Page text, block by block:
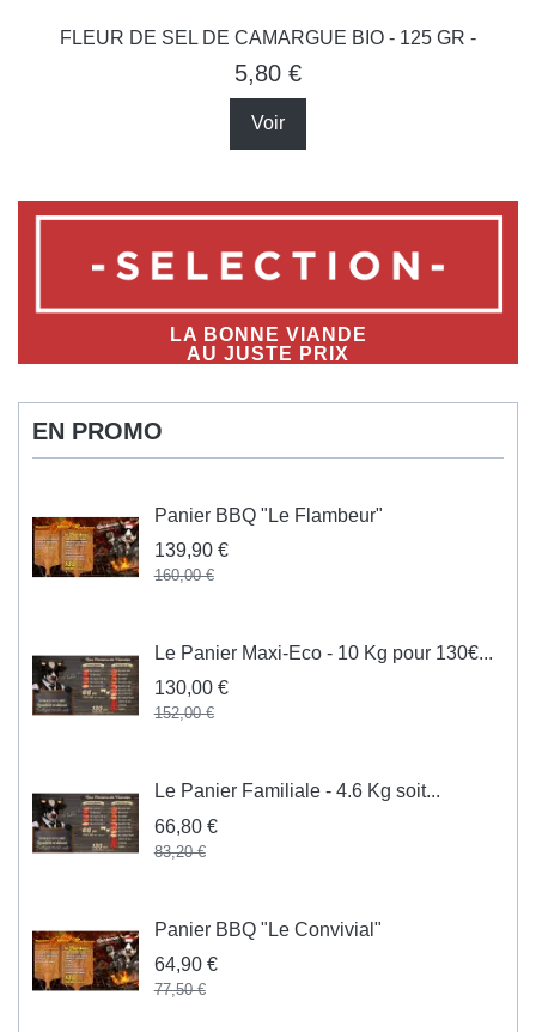
FLEUR DE SEL DE CAMARGUE BIO - 125 GR -
5,80 €
Voir
VIANDES
D’EXCEPTION
EN PROMO
Panier BBQ "Le Flambeur"
139,90 €
160,00 €
Le Panier Maxi-Eco - 10 Kg pour 130€...
130,00 €
152,00 €
Le Panier Familiale - 4.6 Kg soit...
66,80 €
83,20 €
Panier BBQ "Le Convivial"
64,90 €
77,50 €